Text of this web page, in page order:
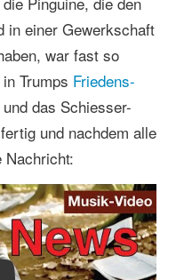
in einer Gewerkschaft
war fast so
Trumps Friedens-
das Schiesser-
und nachdem alle
Nachricht: